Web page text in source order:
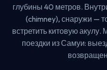
глубины 40 метров.
(chimney), снаружи —
встретить китовую
поездки из Самуи: